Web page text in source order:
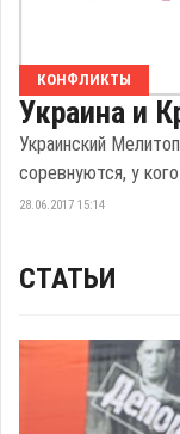
КОНФЛИКТЫ
Украина и
Украинский
соревнуются, у
28.06.2017 15:14
СТАТЬИ